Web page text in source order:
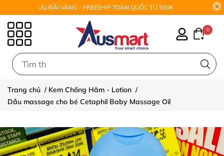
ƯU ĐÃI VÀNG - FREESHIP TOÀN QUỐC TỪ 500K
0
Trang chủ / Kem Chống Hăm - Lotion /
Dầu massage cho bé Cetaphil Baby Massage Oil